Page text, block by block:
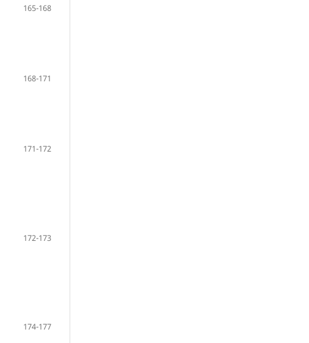
165-168
168-171
171-172
172-173
174-177